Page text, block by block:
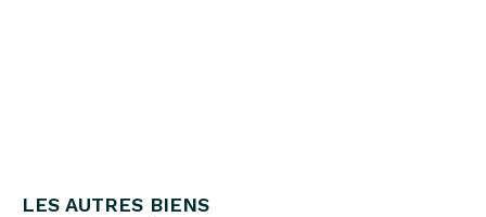
LES AUTRES BIENS